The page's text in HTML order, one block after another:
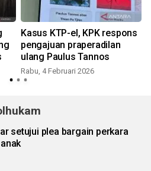
Kasus KTP-el, KPK respons
pengajuan praperadilan
ulang Paulus Tannos
Rabu, 4 Februari 2026
setujui plea bargain perkara